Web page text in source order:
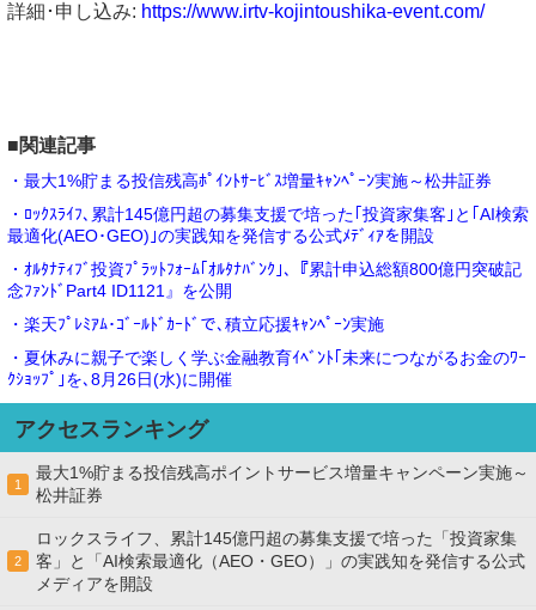
詳細･申し込み: https://www.irtv-kojintoushika-event.com/
■関連記事
・最大1%貯まる投信残高ﾎﾟｲﾝﾄｻｰﾋﾞｽ増量ｷｬﾝﾍﾟｰﾝ実施～松井証券
・ﾛｯｸｽﾗｲﾌ､累計145億円超の募集支援で培った｢投資家集客｣と｢AI検索
最適化(AEO･GEO)｣の実践知を発信する公式ﾒﾃﾞｨｱを開設
・ｵﾙﾀﾅﾃｨﾌﾞ投資ﾌﾟﾗｯﾄﾌｫｰﾑ｢ｵﾙﾀﾅﾊﾞﾝｸ｣､『累計申込総額800億円突破記
念ﾌｧﾝﾄﾞPart4 ID1121』を公開
・楽天ﾌﾟﾚﾐｱﾑ･ｺﾞｰﾙﾄﾞｶｰﾄﾞで､積立応援ｷｬﾝﾍﾟｰﾝ実施
・夏休みに親子で楽しく学ぶ金融教育ｲﾍﾞﾝﾄ｢未来につながるお金のﾜｰ
ｸｼｮｯﾌﾟ｣を､8月26日(水)に開催
アクセスランキング
1
最大1%貯まる投信残高ポイントサービス増量キャンペーン実施～
松井証券
2
ロックスライフ、累計145億円超の募集支援で培った「投資家集
客」と「AI検索最適化（AEO・GEO）」の実践知を発信する公式
メディアを開設